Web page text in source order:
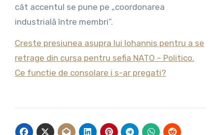
cât accentul se pune pe „coordonarea
industrială între membri”.
Creste presiunea asupra lui Iohannis pentru a se
retrage din cursa pentru sefia NATO – Politico.
Ce functie de consolare i s-ar pregati?